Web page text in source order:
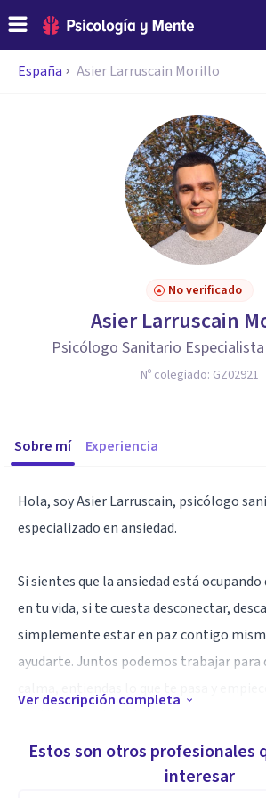
España Asier Larruscain Morillo
No verificado
Asier Larruscain
Psicólogo Sanitario
Nº colegiado: GZ02921
Sobre mí Experiencia
Hola, soy Asier Larruscain, psicólogo
especializado en ansiedad.
Si sientes que la ansiedad está
en tu vida, si te cuesta desconectar,
simplemente estar en paz contigo
ayudarte. Juntos podemos trabajar para
La terapia online te permite cuidar de ti
Ver descripción completa
Estos son otros profesionales
interesar